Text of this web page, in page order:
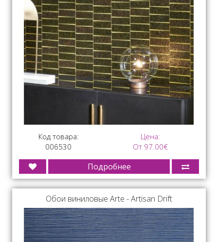
Код товара:
006530
Цена:
От 97.00€
Подробнее
Обои виниловые Arte - Artisan Drift